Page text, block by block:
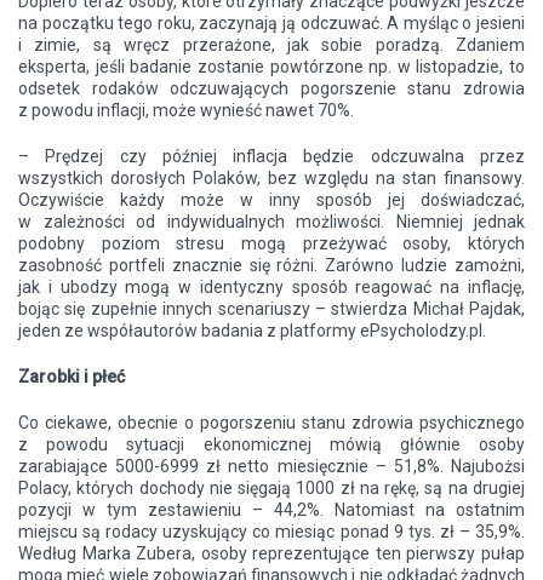
na początku tego roku, zaczynają ją odczuwać. A myśląc o jesieni
i zimie, są wręcz przerażone, jak sobie poradzą. Zdaniem
eksperta, jeśli badanie zostanie powtórzone np. w listopadzie, to
odsetek rodaków odczuwających pogorszenie stanu zdrowia
z powodu inflacji, może wynieść nawet 70%.
– Prędzej czy później inflacja będzie odczuwalna przez
wszystkich dorosłych Polaków, bez względu na stan finansowy.
Oczywiście każdy może w inny sposób jej doświadczać,
w zależności od indywidualnych możliwości. Niemniej jednak
podobny poziom stresu mogą przeżywać osoby, których
zasobność portfeli znacznie się różni. Zarówno ludzie zamożni,
jak i ubodzy mogą w identyczny sposób reagować na inflację,
bojąc się zupełnie innych scenariuszy – stwierdza Michał Pajdak,
jeden ze współautorów badania z platformy ePsycholodzy.pl.
Zarobki i płeć
Co ciekawe, obecnie o pogorszeniu stanu zdrowia psychicznego
z powodu sytuacji ekonomicznej mówią głównie osoby
zarabiające 5000-6999 zł netto miesięcznie – 51,8%. Najubożsi
Polacy, których dochody nie sięgają 1000 zł na rękę, są na drugiej
pozycji w tym zestawieniu – 44,2%. Natomiast na ostatnim
miejscu są rodacy uzyskujący co miesiąc ponad 9 tys. zł – 35,9%.
Według Marka Zubera, osoby reprezentujące ten pierwszy pułap
mogą mieć wiele zobowiązań finansowych i nie odkładać żadnych